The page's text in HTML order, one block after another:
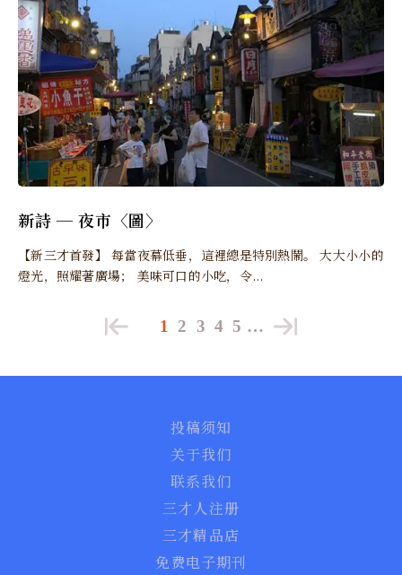
新詩 ─ 夜市〈圖〉
【新三才首發】 每當夜幕低垂，這裡總是特別熱鬧。 大大小小的
燈光，照耀著廣場； 美味可口的小吃，令...
1 2 3 4 5 …
投稿须知
关于我们
联系我们
三才人注册
三才精品店
免费电子期刊